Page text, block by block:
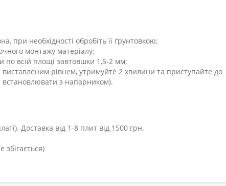
при необхідності обробіть її ґрунтовкою;
монтажу матеріалу;
по всій площі завтовшки 1,5-2 мм;
виставленим рівнем, утримуйте 2 хвилини та приступайте до
з напарником).
Доставка від 1-8 плит від 1500 грн.